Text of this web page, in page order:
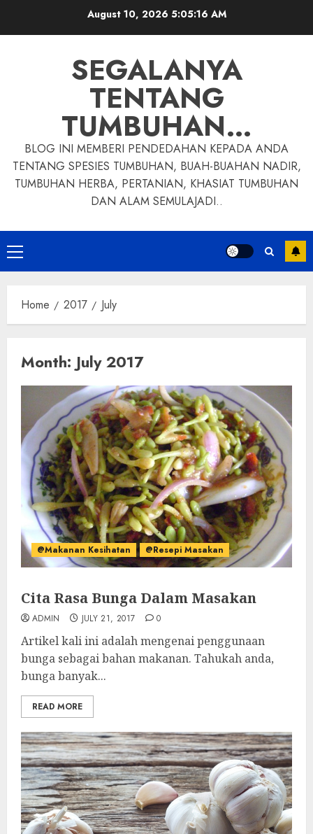
August 10, 20265:05:17 AM
SEGALANYA
TENTANG
TUMBUHAN…
BLOG INI MEMBERI PENDEDAHAN KEPADA ANDA
TENTANG SPESIES TUMBUHAN, BUAH-BUAHAN NADIR,
TUMBUHAN HERBA, PERTANIAN, KHASIAT TUMBUHAN
DAN ALAM SEMULAJADI..
Primary
Menu
Home 2017 July
Month: July 2017
@Makanan Kesihatan @Resepi Masakan
Cita Rasa Bunga Dalam Masakan
ADMIN JULY 21, 2017 0
Artikel kali ini adalah mengenai penggunaan
bunga sebagai bahan makanan. Tahukah anda,
bunga banyak...
READ MORE